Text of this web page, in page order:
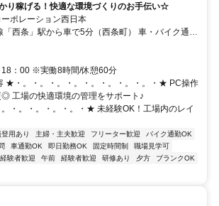
り稼げる！快適な環境づくりのお手伝い☆
ポレーション西日本
「西条」駅から車で5分（西条町） 車・バイク通勤
：00 ※実働8時間/休憩60分
★・。・。・。・。・。・。・。・。・★ PC操作
◎ 工場の快適環境の管理をサポート♪
・。・。・。・。・★ 未経験OK！工場内のレイ
用あり 主婦・主夫歓迎 フリーター歓迎
バイク通勤OK
車通勤OK 即日勤務OK 固定時間制
職場見学可
験者歓迎 午前 経験者歓迎 研修あり 夕方
ブランクOK